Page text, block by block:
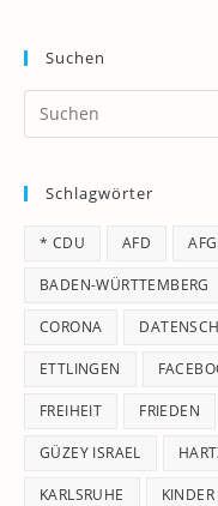
Suchen
Schlagwörter
* CDU AFD
BADEN-WÜRTTEMBERG
CORONA
ETTLINGEN
FREIHEIT FRIEDEN
GÜZEY ISRAEL
KARLSRUHE KINDER